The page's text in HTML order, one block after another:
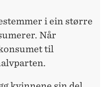
i ein større
Når
til